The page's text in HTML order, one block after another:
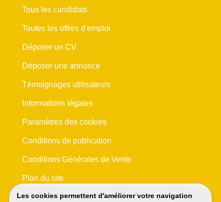
Les cookies permettent d'améliorer votre navigation
Tous les candidats
Toutes les offres d'emploi
Déposer un CV
Déposer une annonce
Témoignages utilisateurs
Informations légales
Paramètres des cookies
Conditions de publication
Conditions Générales de Vente
Plan du site